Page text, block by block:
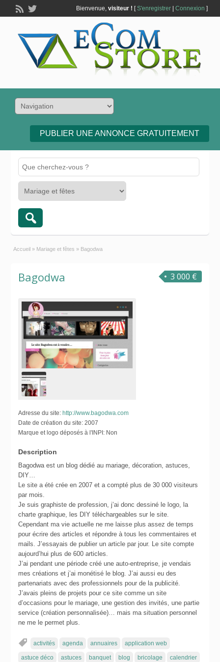
Bienvenue, visiteur ! [S'enregistrer| Connexion ]
PUBLIER UNE ANNONCE GRATUITEMENT
Accueil » Mariage et fêtes » Bagodwa
3 000 €
Bagodwa
Adresse du site: http://www.bagodwa.com
Date de création du site: 2007
Marque et logo déposés à l'INPI: Non
Description
Bagodwa est un blog dédié au mariage, décoration, astuces,
DIY…
Le site a été crée en 2007 et a compté plus de 30 000 visiteurs
par mois.
Je suis graphiste de profession, j’ai donc dessiné le logo, la
charte graphique, les DIY téléchargeables sur le site.
Cependant ma vie actuelle ne me laisse plus assez de temps
pour écrire des articles et répondre à tous les commentaires et
mails. J’essayais de publier un article par jour. Le site compte
aujourd’hui plus de 600 articles.
J’ai pendant une période créé une auto-entreprise, je vendais
mes créations et j’ai monétisé le blog. J’ai aussi eu des
partenariats avec des professionnels pour de la publicité.
J’avais pleins de projets pour ce site comme un site
d’occasions pour le mariage, une gestion des invités, une partie
service (création personnalisée)… mais ma situation personnel
ne me le permet plus.
activités agenda annuaires application web
astuce déco astuces banquet blog bricolage calendrier